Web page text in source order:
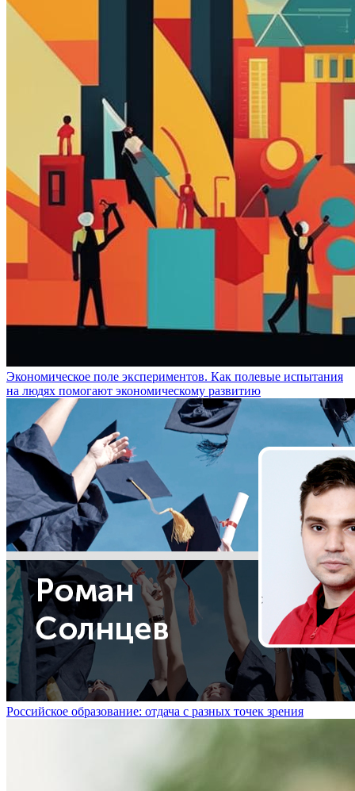
Экономическое поле экспериментов. Как полевые испытания
на людях помогают экономическому развитию
Российское образование: отдача с разных точек зрения